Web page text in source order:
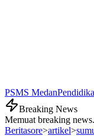
PSMS Medan
Breaking News
Memuat breaking
Beritasore>artikel>